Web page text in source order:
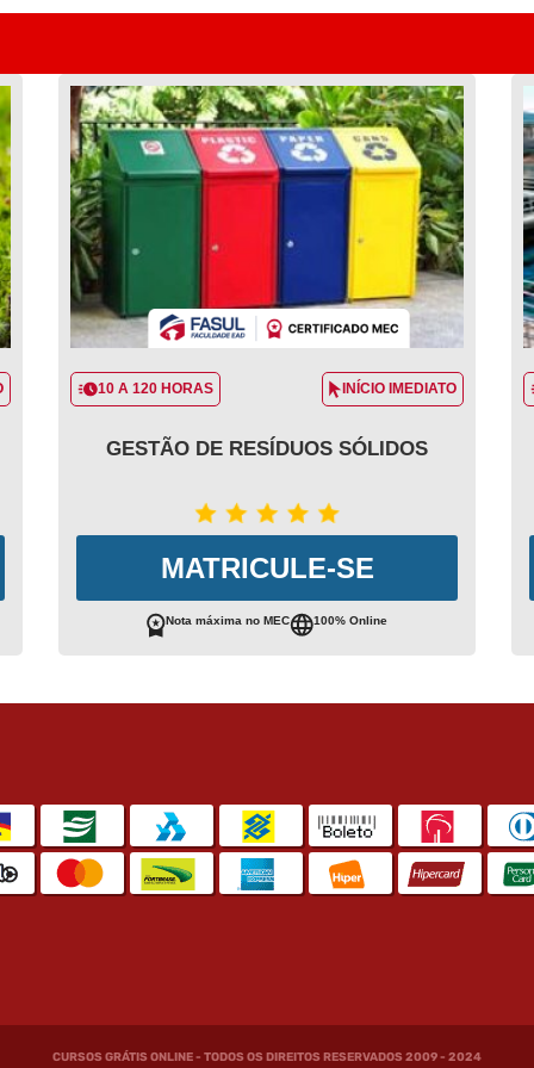
10 A 120 HORAS INÍCIO IMEDIATO
GESTÃO DE RESÍDUOS SÓLIDOS
MATRICULE-SE
Nota máxima no MEC 100% Online
CURSOS GRÁTIS ONLINE - TODOS OS DIREITOS RESERVADOS 2009 - 2024